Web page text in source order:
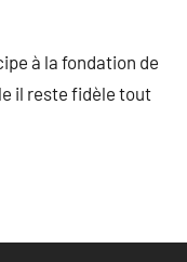
à la fondation de
il reste fidèle tout